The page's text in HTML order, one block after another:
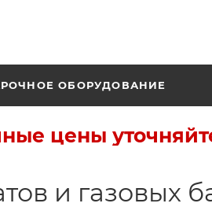
ОБОРУДОВАНИЕ
цены
и газовых